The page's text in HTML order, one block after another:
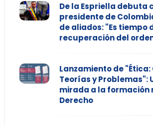
De la Espriella debuta
presidente de
de aliados: "Es tiempo
recuperación del
Lanzamiento de
Teorías y Problemas":
mirada a la formación
Derecho